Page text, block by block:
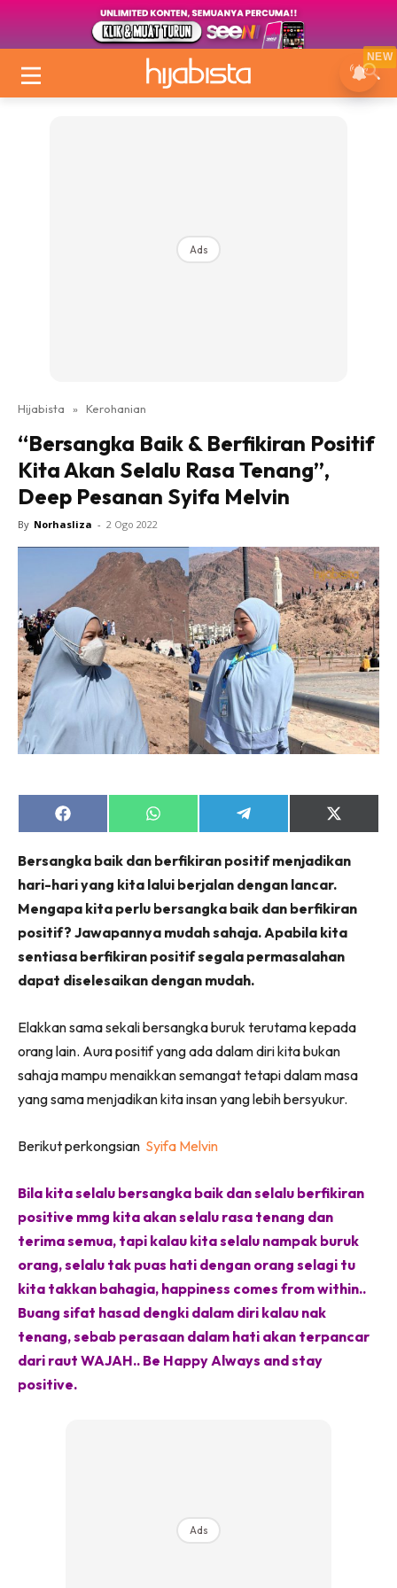
Ads
Hijabista » Kerohanian
“Bersangka Baik & Berfikiran Positif
Kita Akan Selalu Rasa Tenang”,
Deep Pesanan Syifa Melvin
By Norhasliza - 2 Ogo 2022
Share
on
Share
on
Share
on
Share
on
(Twitter)
Bersangka baik dan berfikiran positif menjadikan
hari-hari yang kita lalui berjalan dengan lancar.
Mengapa kita perlu bersangka baik dan berfikiran
positif? Jawapannya mudah sahaja. Apabila kita
sentiasa berfikiran positif segala permasalahan
dapat diselesaikan dengan mudah.
Elakkan sama sekali bersangka buruk terutama kepada
orang lain. Aura positif yang ada dalam diri kita bukan
sahaja mampu menaikkan semangat tetapi dalam masa
yang sama menjadikan kita insan yang lebih bersyukur.
Berikut perkongsian Syifa Melvin
Bila kita selalu bersangka baik dan selalu berfikiran
positive mmg kita akan selalu rasa tenang dan
terima semua, tapi kalau kita selalu nampak buruk
orang, selalu tak puas hati dengan orang selagi tu
kita takkan bahagia, happiness comes from within..
Buang sifat hasad dengki dalam diri kalau nak
tenang, sebab perasaan dalam hati akan terpancar
dari raut WAJAH.. Be Happy Always and stay
positive.
Ads
NEW